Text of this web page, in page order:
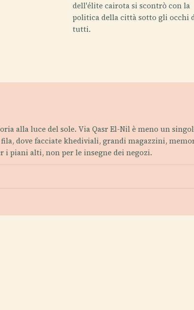
dell'élite cairota si scontrò con la
politica della città sotto gli occhi
tutti.
alla luce del sole. Via Qasr El-Nil è meno un
dove facciate khediviali, grandi magazzini,
i piani alti, non per le insegne dei negozi.